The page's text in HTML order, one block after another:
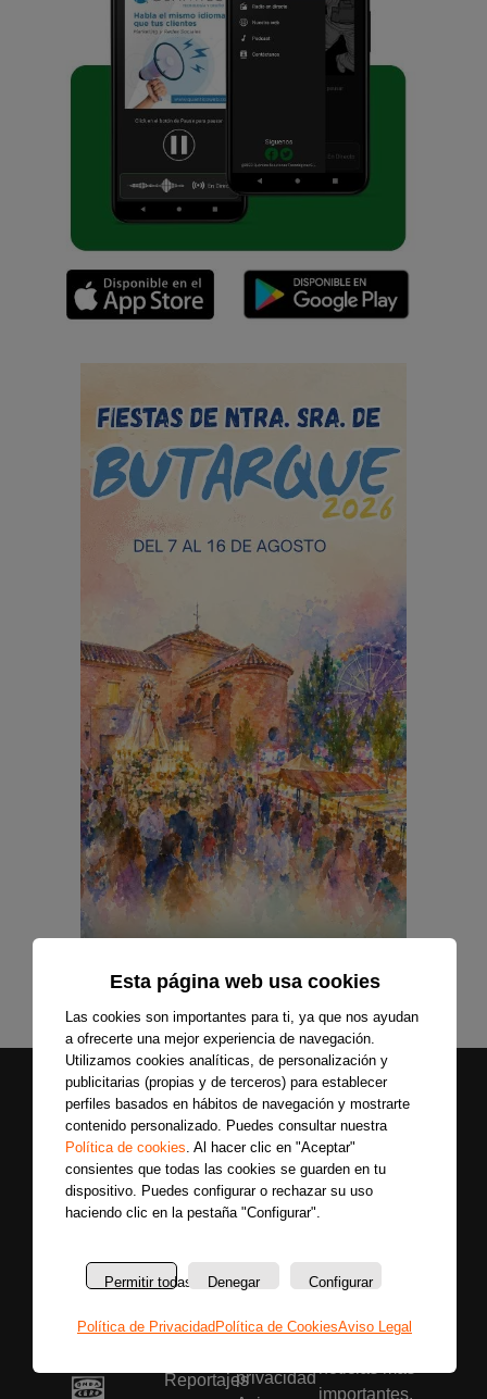
Esta página web usa cookies
Las cookies son importantes para ti, ya que nos ayudan
a ofrecerte una mejor experiencia de navegación.
Utilizamos cookies analíticas, de personalización y
publicitarias (propias y de terceros) para establecer
perfiles basados en hábitos de navegación y mostrarte
contenido personalizado. Puedes consultar nuestra
Política de cookies. Al hacer clic en "Aceptar"
consientes que todas las cookies se guarden en tu
dispositivo. Puedes configurar o rechazar su uso
haciendo clic en la pestaña "Configurar".
Permitir todas Denegar Configurar
Política de Privacidad Política de CookiesAviso Legal
Secciones
noticias
Entrevistas
Reportajes
Sobre
Política
privacidad
Únete a nuestras
redes sociales y
importantes.